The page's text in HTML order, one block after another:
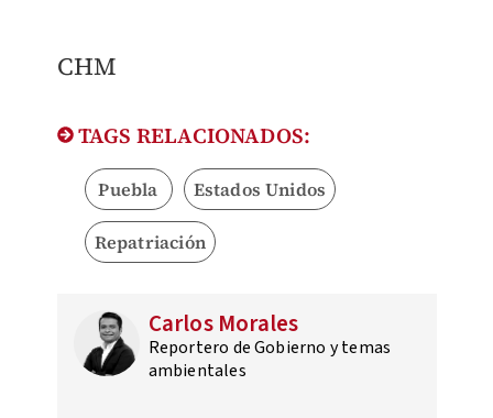
CHM
TAGS RELACIONADOS:
Puebla Estados Unidos
Repatriación
Carlos Morales
Reportero de Gobierno y temas
ambientales